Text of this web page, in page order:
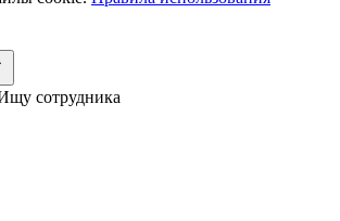
сотрудника